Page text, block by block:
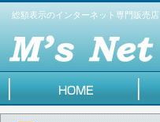
総額表示のインターネット専門販売店